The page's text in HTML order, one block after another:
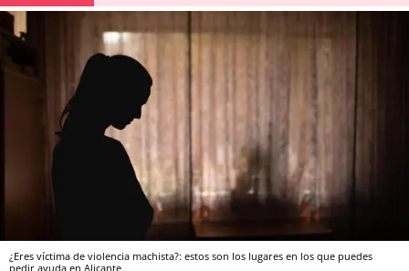
¿Eres víctima de violencia machista?: estos son los lugares en los que puedes
pedir ayuda en Alicante